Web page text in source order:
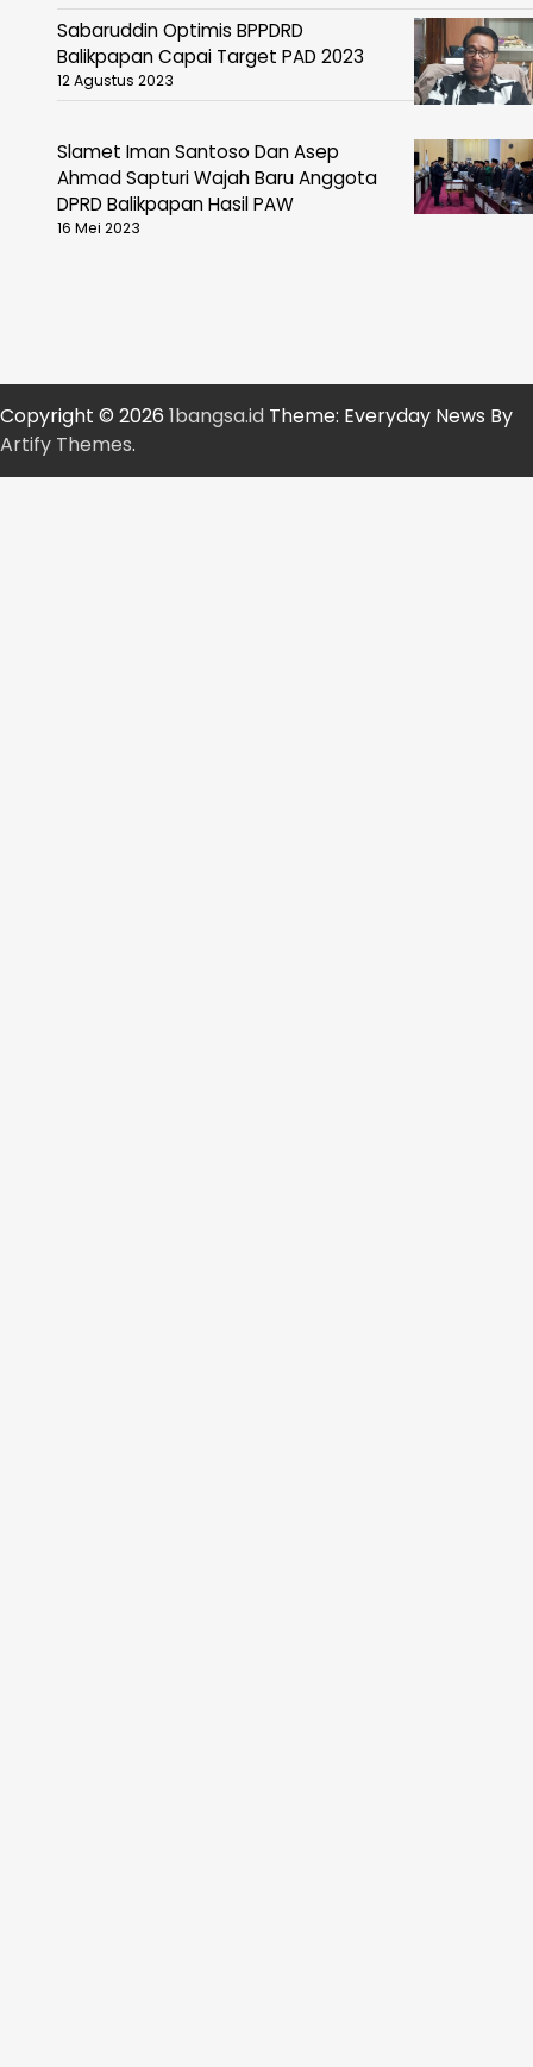
Sabaruddin Optimis BPPDRD
Balikpapan Capai Target PAD 2023
12 Agustus 2023
Slamet Iman Santoso Dan Asep
Ahmad Sapturi Wajah Baru Anggota
DPRD Balikpapan Hasil PAW
16 Mei 2023
Copyright © 2026 1bangsa.id Theme: Everyday News By
Artify Themes.